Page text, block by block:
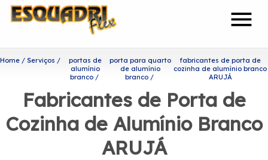
menu
Home Serviços
portas de
alumínio
branco
porta para quarto
de alumínio
branco
fabricantes de porta de
cozinha de alumínio branco
ARUJÁ
Fabricantes de Porta de
Cozinha de Alumínio Branco
ARUJÁ